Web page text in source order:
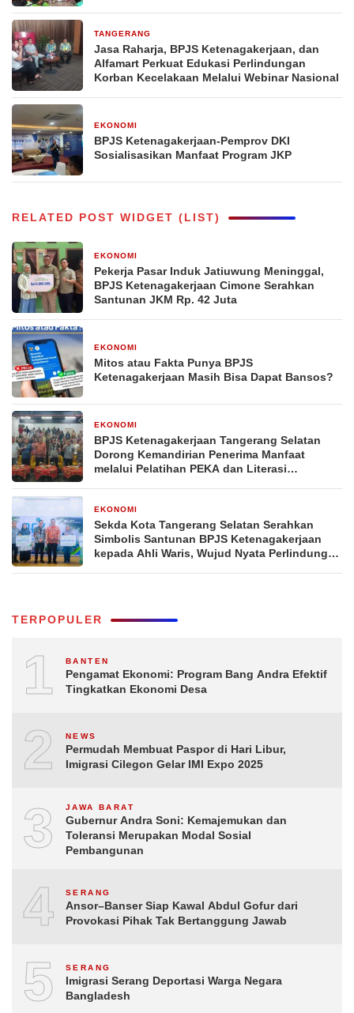
TANGERANG
Jasa Raharja, BPJS Ketenagakerjaan, dan
Alfamart Perkuat Edukasi Perlindungan
Korban Kecelakaan Melalui Webinar Nasional
EKONOMI
BPJS Ketenagakerjaan-Pemprov DKI
Sosialisasikan Manfaat Program JKP
RELATED POST WIDGET (LIST)
EKONOMI
Pekerja Pasar Induk Jatiuwung Meninggal,
BPJS Ketenagakerjaan Cimone Serahkan
Santunan JKM Rp. 42 Juta
EKONOMI
Mitos atau Fakta Punya BPJS
Ketenagakerjaan Masih Bisa Dapat Bansos?
EKONOMI
BPJS Ketenagakerjaan Tangerang Selatan
Dorong Kemandirian Penerima Manfaat
melalui Pelatihan PEKA dan Literasi
EKONOMI
Sekda Kota Tangerang Selatan Serahkan
Simbolis Santunan BPJS Ketenagakerjaan
kepada Ahli Waris, Wujud Nyata Perlindungan
TERPOPULER
1 BANTEN
Pengamat Ekonomi: Program Bang Andra Efektif
Tingkatkan Ekonomi Desa
2 NEWS
Permudah Membuat Paspor di Hari Libur,
Imigrasi Cilegon Gelar IMI Expo 2025
3 JAWA BARAT
Gubernur Andra Soni: Kemajemukan dan
Toleransi Merupakan Modal Sosial
Pembangunan
4 SERANG
Ansor–Banser Siap Kawal Abdul Gofur dari
Provokasi Pihak Tak Bertanggung Jawab
5 SERANG
Imigrasi Serang Deportasi Warga Negara
Bangladesh